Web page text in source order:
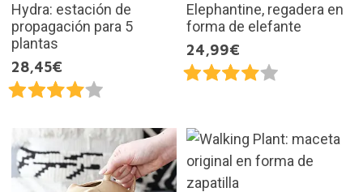
Hydra: estación de
propagación para 5
plantas
28,45€
Elephantine, regadera en
forma de elefante
24,99€